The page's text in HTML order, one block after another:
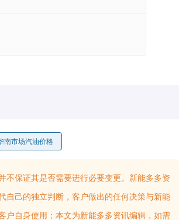
南市场汽油价格
不保证其是否需要进行必要变更。新能多多资
自己的独立判断，客户做出的任何决策与新能
户自身使用；本文为新能多多资讯编辑，如需